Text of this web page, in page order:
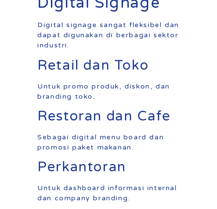
Digital signage sangat fleksibel dan
dapat digunakan di berbagai sektor
industri.
Retail dan Toko
Untuk promo produk, diskon, dan
branding toko.
Restoran dan Cafe
Sebagai digital menu board dan
promosi paket makanan.
Perkantoran
Untuk dashboard informasi internal
dan company branding.